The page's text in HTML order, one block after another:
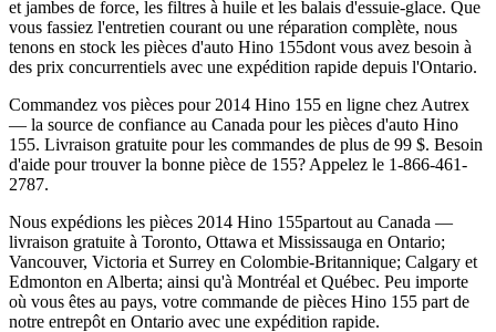
et jambes de force, les filtres à huile et les balais d'essuie-glace. Que
vous fassiez l'entretien courant ou une réparation complète, nous
tenons en stock les pièces d'auto Hino 155dont vous avez besoin à
des prix concurrentiels avec une expédition rapide depuis l'Ontario.
Commandez vos pièces pour 2014 Hino 155 en ligne chez Autrex
— la source de confiance au Canada pour les pièces d'auto Hino
155. Livraison gratuite pour les commandes de plus de 99 $. Besoin
d'aide pour trouver la bonne pièce de 155? Appelez le 1-866-461-
2787.
Nous expédions les pièces 2014 Hino 155partout au Canada —
livraison gratuite à Toronto, Ottawa et Mississauga en Ontario;
Vancouver, Victoria et Surrey en Colombie-Britannique; Calgary et
Edmonton en Alberta; ainsi qu'à Montréal et Québec. Peu importe
où vous êtes au pays, votre commande de pièces Hino 155 part de
notre entrepôt en Ontario avec une expédition rapide.